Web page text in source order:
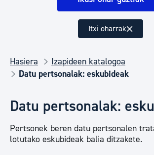
Itxi oharrak
Hasiera
Izapideen katalogoa
Datu pertsonalak: eskubideak
Datu pertsonalak:
Pertsonek beren datu pertsonalen
lotutako eskubideak balia ditzakete.